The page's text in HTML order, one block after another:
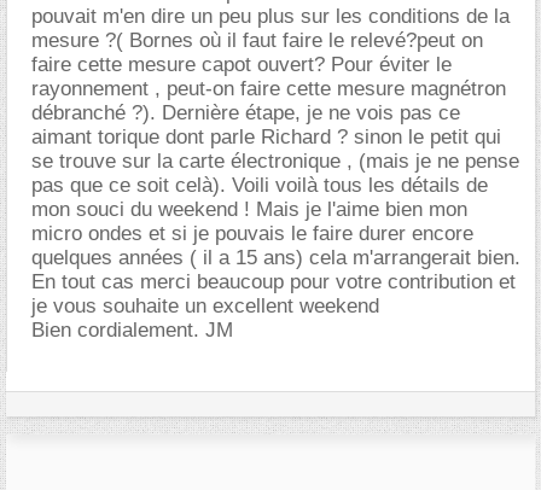
pouvait m'en dire un peu plus sur les conditions de la
mesure ?( Bornes où il faut faire le relevé?peut on
faire cette mesure capot ouvert? Pour éviter le
rayonnement , peut-on faire cette mesure magnétron
débranché ?). Dernière étape, je ne vois pas ce
aimant torique dont parle Richard ? sinon le petit qui
se trouve sur la carte électronique , (mais je ne pense
pas que ce soit celà). Voili voilà tous les détails de
mon souci du weekend ! Mais je l'aime bien mon
micro ondes et si je pouvais le faire durer encore
quelques années ( il a 15 ans) cela m'arrangerait bien.
En tout cas merci beaucoup pour votre contribution et
je vous souhaite un excellent weekend
Bien cordialement. JM